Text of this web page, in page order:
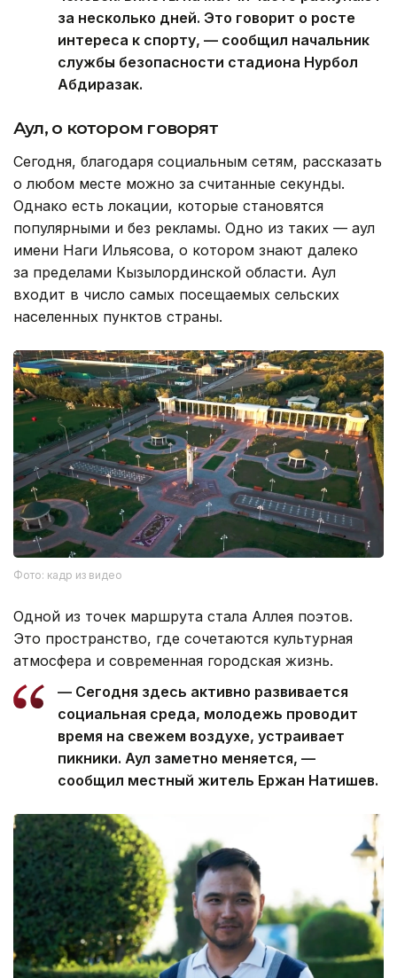
за несколько дней. Это говорит о росте
интереса к спорту, — сообщил начальник
службы безопасности стадиона Нурбол
Абдиразак.
Аул, о котором говорят
Сегодня, благодаря социальным сетям, рассказать
о любом месте можно за считанные секунды.
Однако есть локации, которые становятся
популярными и без рекламы. Одно из таких — аул
имени Наги Ильясова, о котором знают далеко
за пределами Кызылординской области. Аул
входит в число самых посещаемых сельских
населенных пунктов страны.
Фото: кадр из видео
Одной из точек маршрута стала Аллея поэтов.
Это пространство, где сочетаются культурная
атмосфера и современная городская жизнь.
— Сегодня здесь активно развивается
социальная среда, молодежь проводит
время на свежем воздухе, устраивает
пикники. Аул заметно меняется, —
сообщил местный житель Ержан Натишев.